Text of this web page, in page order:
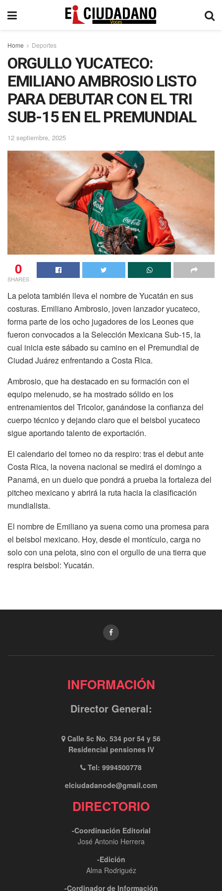
Home Deportes
ORGULLO YUCATECO:
EMILIANO AMBROSIO LISTO
PARA DEBUTAR CON EL TRI
SUB-15 EN EL PREMUNDIAL
12 septiembre, 2025
0
SHARES
La pelota también lleva el nombre de Yucatán en sus
costuras. Emiliano Ambrosio, joven lanzador yucateco,
forma parte de los ocho jugadores de los Leones que
fueron convocados a la Selección Mexicana Sub-15, la
cual inicia este sábado su camino en el Premundial de
Ciudad Juárez enfrentando a Costa Rica.
Ambrosio, que ha destacado en su formación con el
equipo melenudo, se ha mostrado sólido en los
entrenamientos del Tricolor, ganándose la confianza del
cuerpo técnico y dejando claro que el beisbol yucateco
sigue aportando talento de exportación.
El calendario del torneo no da respiro: tras el debut ante
Costa Rica, la novena nacional se medirá el domingo a
Panamá, en un duelo que pondrá a prueba la fortaleza del
pitcheo mexicano y abrirá la ruta hacia la clasificación
mundialista.
El nombre de Emiliano ya suena como una promesa para
el beisbol mexicano. Hoy, desde el montículo, carga no
solo con una pelota, sino con el orgullo de una tierra que
respira beisbol: Yucatán.
INFORMACIÓN
Director General:
Calle 5c No. 534 por 54 y 56
Residencial pensiones IV
Tel: 9994500778
elciudadanode@gmail.com
DIRECTORIO
-Coordinación Editorial
José Antonio Herrera
-Edición
Alma Rodriguéz
-Cordinador de Información